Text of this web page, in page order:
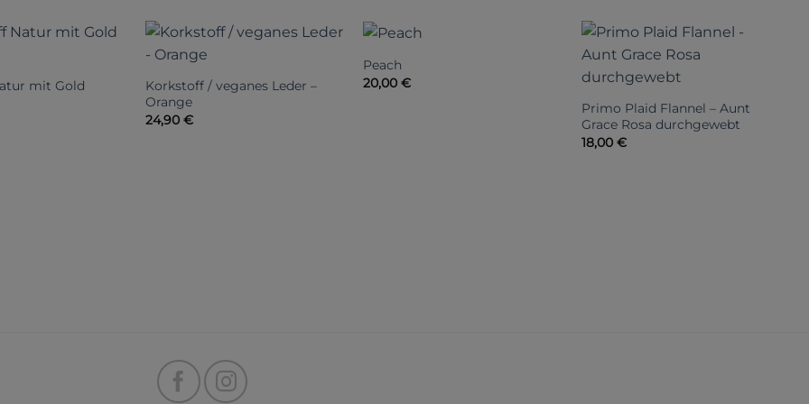
mit Gold
Korkstoff / veganes Leder –
Orange
24,90 €
Peach
20,00€
Primo Plaid Flannel – Aunt
Grace Rosa durchgewebt
18,00€